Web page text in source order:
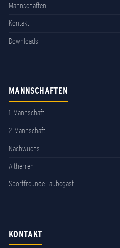
Mannschaften
Kontakt
Downloads
MANNSCHAFTEN
1. Mannschaft
2. Mannschaft
Nachwuchs
Altherren
Sportfreunde Laubegast
KONTAKT